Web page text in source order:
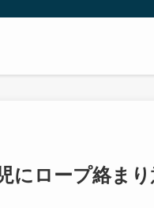
にロープ絡まり